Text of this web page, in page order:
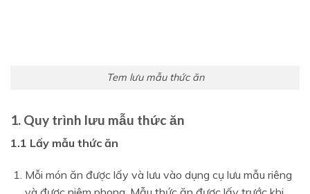
Tem lưu mẫu thức ăn
1. Quy trình lưu mẫu thức ăn
1.1 Lấy mẫu thức ăn
Mỗi món ăn được lấy và lưu vào dụng cụ lưu mẫu riêng